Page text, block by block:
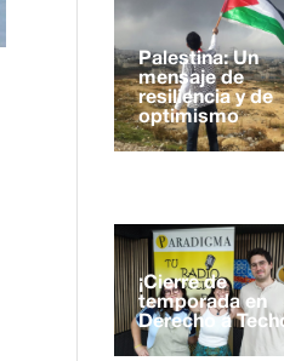
Palestina: Un
mensaje de
resiliencia y de
optimismo
¡Cierre de
temporada en
Derecho a